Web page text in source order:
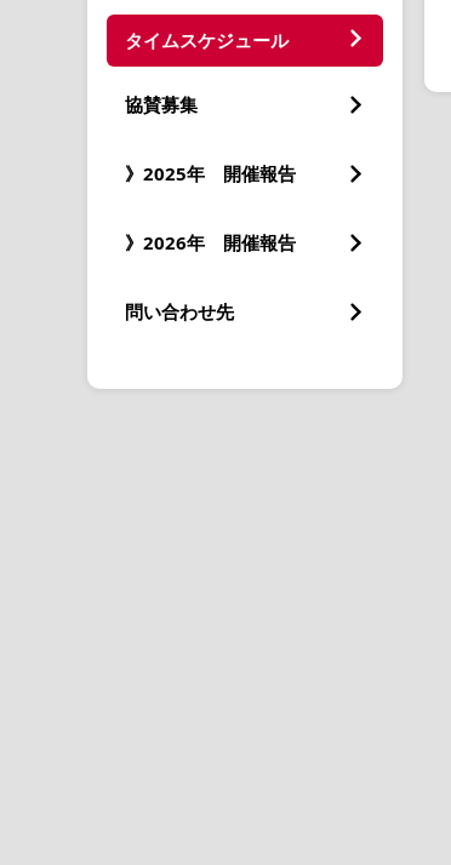
タイムスケジュール
協賛募集
》2025年 開催報告
》2026年 開催報告
問い合わせ先